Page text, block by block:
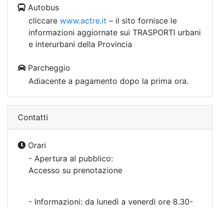
Autobus
cliccare www.actre.it – il sito fornisce le
informazioni aggiornate sui TRASPORTI urbani
e interurbani della Provincia
Parcheggio
Adiacente a pagamento dopo la prima ora.
Contatti
Orari
- Apertura al pubblico:
Accesso su prenotazione
- Informazioni: da lunedì a venerdì ore 8.30-